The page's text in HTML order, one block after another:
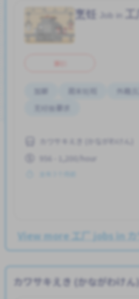
烹饪 工
兼职
加薪 周末轮班 外籍员
无经验要求
カワサキえき (かながわけん)
956 - 1,200/hour
View more 工厂 jobs in カ
カワサキえき (かながわけ